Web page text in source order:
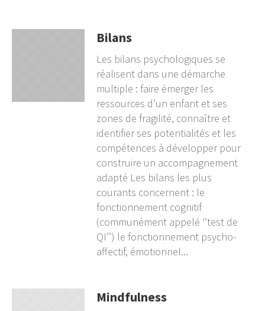
Bilans
Les bilans psychologiques se
réalisent dans une démarche
multiple : faire émerger les
ressources d’un enfant et ses
zones de fragilité, connaître et
identifier ses potentialités et les
compétences à développer pour
construire un accompagnement
adapté Les bilans les plus
courants concernent : le
fonctionnement cognitif
(communément appelé ‘’test de
QI’’) le fonctionnement psycho-
affectif, émotionnel...
Mindfulness